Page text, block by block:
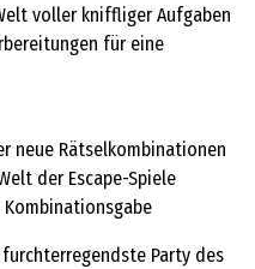
voller kniffliger Aufgaben
für eine
neue Rätselkombinationen
der Escape-Spiele
Party des